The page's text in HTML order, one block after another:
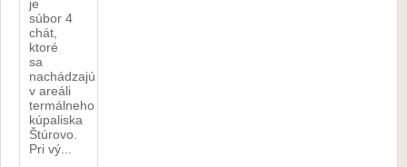
je
súbor 4
chát,
ktoré
sa
nachádzajú
v areáli
termálneho
kúpaliska
Štúrovo.
Pri vý...